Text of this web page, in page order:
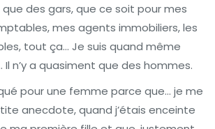
que des gars, que ce soit pour mes
mes agents immobiliers, les
tout ça… Je suis quand même
n’y a quasiment que des hommes.
pour une femme parce que… je me
anecdote, quand j’étais enceinte